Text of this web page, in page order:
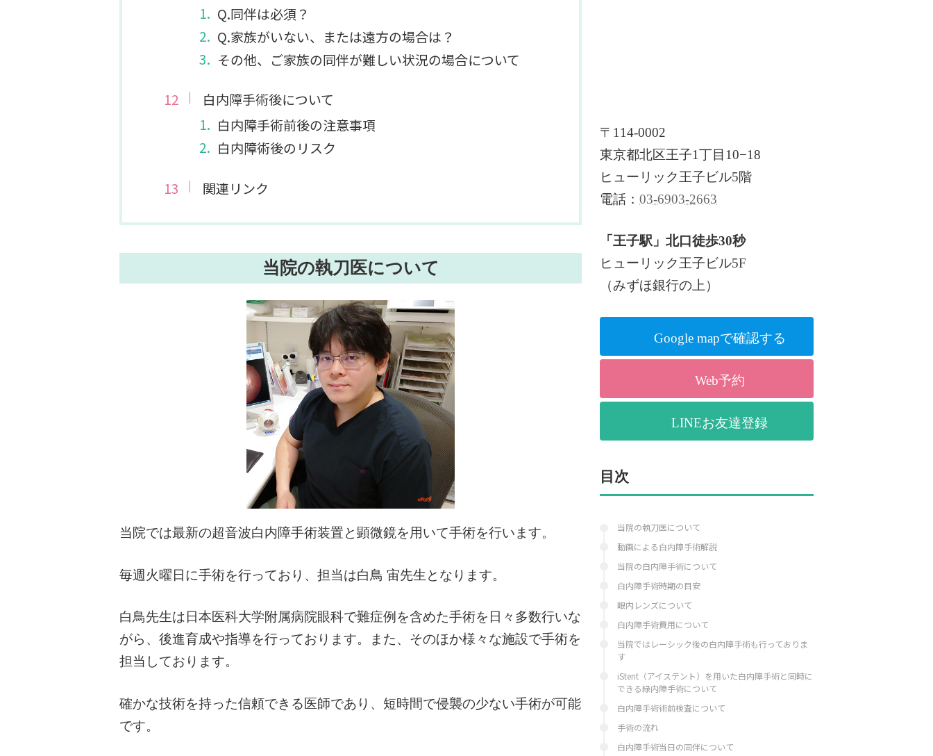
Q.同伴は必須？
Q.家族がいない、または遠方の場合は？
その他、ご家族の同伴が難しい状況の場合について
白内障手術後について
白内障手術前後の注意事項
白内障術後のリスク
関連リンク
当院の執刀医について
当院では最新の超音波白内障手術装置と顕微鏡を用いて手術を行います。
毎週火曜日に手術を行っており、担当は白鳥 宙先生となります。
白鳥先生は日本医科大学附属病院眼科で難症例を含めた手術を日々多数行いな
がら、後進育成や指導を行っております。また、そのほか様々な施設で手術を
担当しております。
確かな技術を持った信頼できる医師であり、短時間で侵襲の少ない手術が可能
です。
〒114-0002
東京都北区王子1丁目10−18
ヒューリック王子ビル5階
電話：03-6903-2663
「王子駅」北口徒歩30秒
ヒューリック王子ビル5F
（みずほ銀行の上）
Google mapで確認する
Web予約
LINEお友達登録
目次
当院の執刀医について
動画による白内障手術解説
当院の白内障手術について
白内障手術時期の目安
眼内レンズについて
白内障手術費用について
当院ではレーシック後の白内障手術も行っておりま
す
iStent（アイステント）を用いた白内障手術と同時に
できる緑内障手術について
白内障手術術前検査について
手術の流れ
白内障手術当日の同伴について